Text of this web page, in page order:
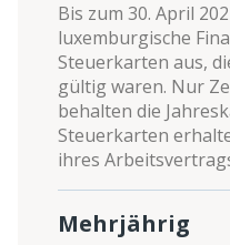
Bis zum 30. April
luxemburgische
Steuerkarten aus,
gültig waren. Nur
behalten die
Steuerkarten
ihres
Mehrjährig